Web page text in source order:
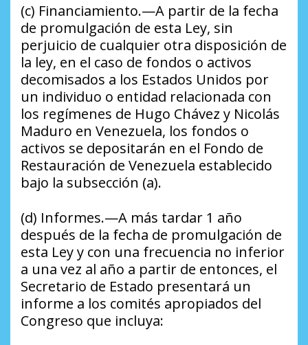
(c) Financiamiento.—A partir de la fecha
de promulgación de esta Ley, sin
perjuicio de cualquier otra disposición de
la ley, en el caso de fondos o activos
decomisados a los Estados Unidos por
un individuo o entidad relacionada con
los regímenes de Hugo Chávez y Nicolás
Maduro en Venezuela, los fondos o
activos se depositarán en el Fondo de
Restauración de Venezuela establecido
bajo la subsección (a).
(d) Informes.—A más tardar 1 año
después de la fecha de promulgación de
esta Ley y con una frecuencia no inferior
a una vez al año a partir de entonces, el
Secretario de Estado presentará un
informe a los comités apropiados del
Congreso que incluya: